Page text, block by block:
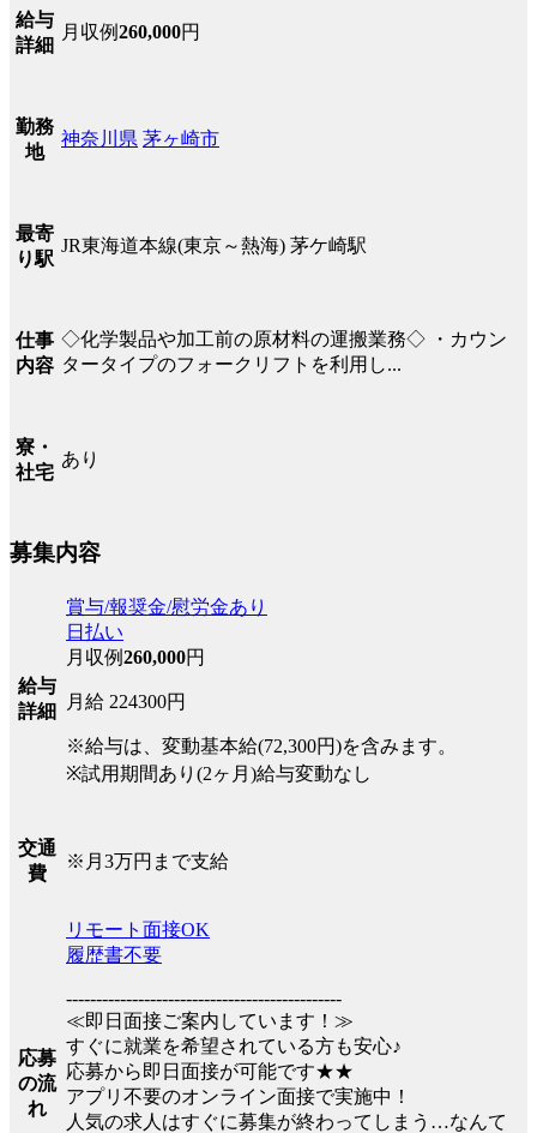
給与
詳細
月収例260,000円
勤務
地
神奈川県 茅ヶ崎市
最寄
り駅
JR東海道本線(東京～熱海) 茅ケ崎駅
仕事
内容
◇化学製品や加工前の原材料の運搬業務◇ ・カウン
タータイプのフォークリフトを利用し...
寮・
社宅
あり
募集内容
給与
詳細
賞与/報奨金/慰労金あり
日払い
月収例260,000円
月給 224300円
※給与は、変動基本給(72,300円)を含みます。
※試用期間あり(2ヶ月)給与変動なし
交通
費
※月3万円まで支給
応募
の流
れ
リモート面接OK
履歴書不要
----------------------------------------------
≪即日面接ご案内しています！≫
すぐに就業を希望されている方も安心♪
応募から即日面接が可能です★★
アプリ不要のオンライン面接で実施中！
人気の求人はすぐに募集が終わってしまう…なんて